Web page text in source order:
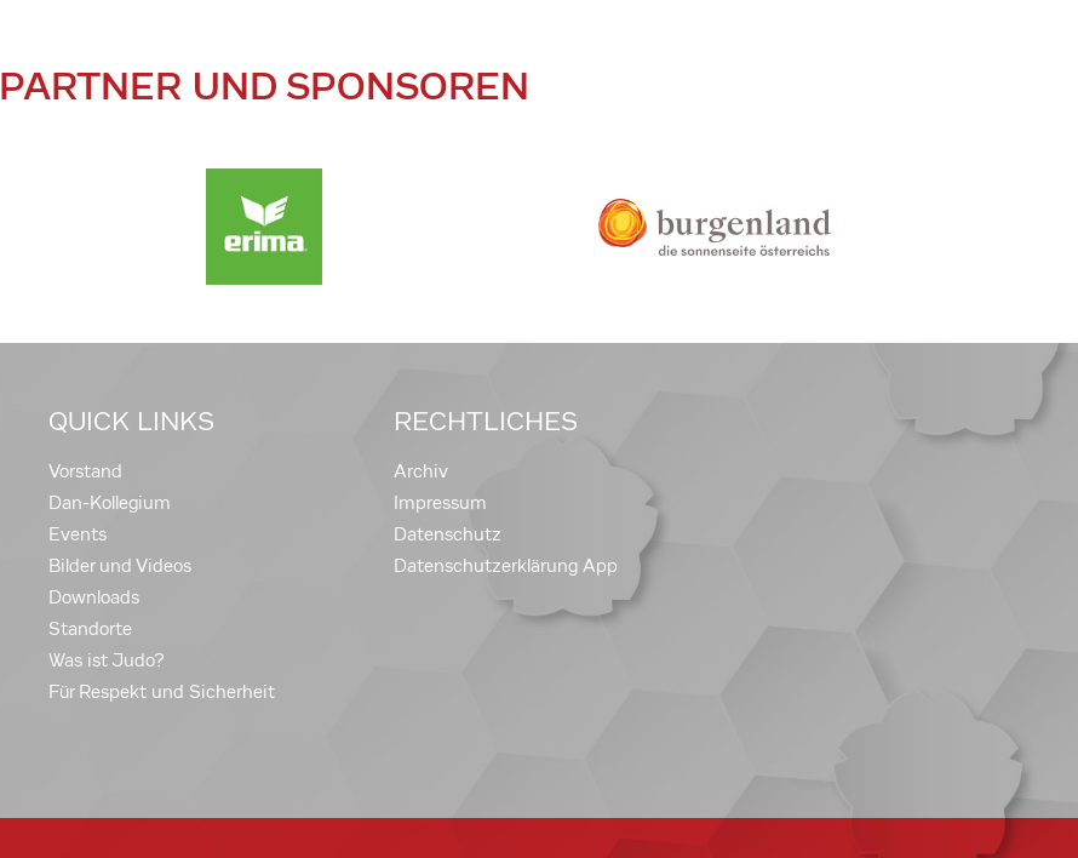
PARTNER UND SPONSOREN
QUICK LINKS
Vorstand
Dan-Kollegium
Events
Bilder und Videos
Downloads
Standorte
Was ist Judo?
Für Respekt und Sicherheit
RECHTLICHES
Archiv
Impressum
Datenschutz
Datenschutzerklärung App